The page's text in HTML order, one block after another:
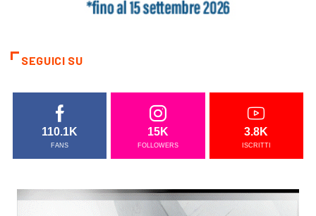
SEGUICI SU
110.1K
FANS
15K
FOLLOWERS
3.8K
ISCRITTI